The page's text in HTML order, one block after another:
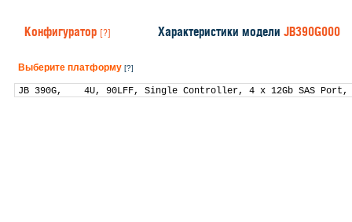
Конфигуратор [?] Характеристики модели JB390G000
Выберите платформу [?]